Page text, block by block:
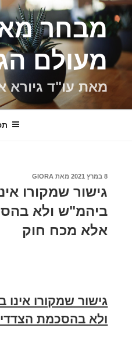
דילוג
לתוכןמבחר
מעולם
מאת עו"ד גיורא
פורסם
8 במרץ 2021 מאת GIORA
גישור שמקורו
ביהמ"ש ולא
אלא מכח חוק
גישור שמקורו
ולא בהסכמת